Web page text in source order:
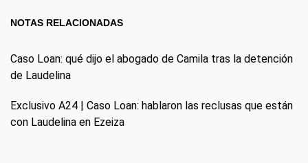
NOTAS RELACIONADAS
Caso Loan: qué dijo el abogado de Camila tras la detención
de Laudelina
Exclusivo A24 | Caso Loan: hablaron las reclusas que están
con Laudelina en Ezeiza